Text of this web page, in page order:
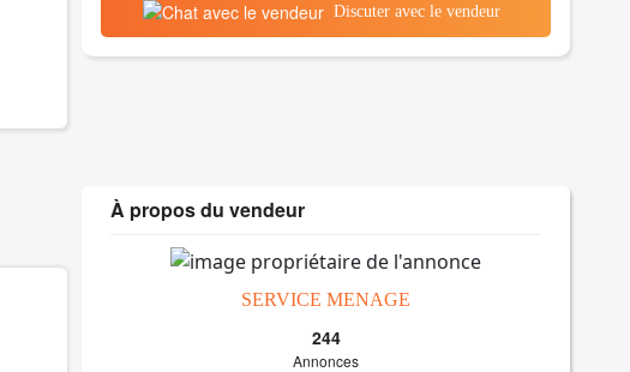
Discuter avec le vendeur
À propos du vendeur
SERVICE MENAGE
244
Annonces